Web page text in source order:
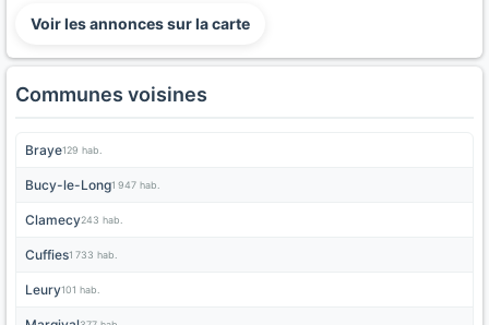
Voir les annonces sur la carte
Communes voisines
Braye129 hab.
Bucy-le-Long1 947 hab.
Clamecy243 hab.
Cuffies1 733 hab.
Leury101 hab.